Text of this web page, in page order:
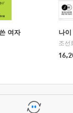
여자 나
조선